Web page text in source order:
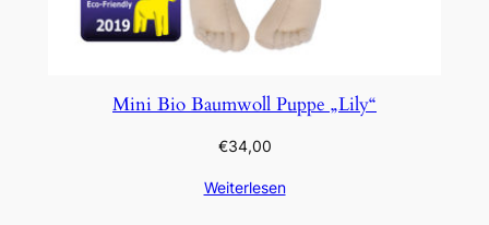
Mini Bio Baumwoll Puppe „Lily“
€34,00
Weiterlesen